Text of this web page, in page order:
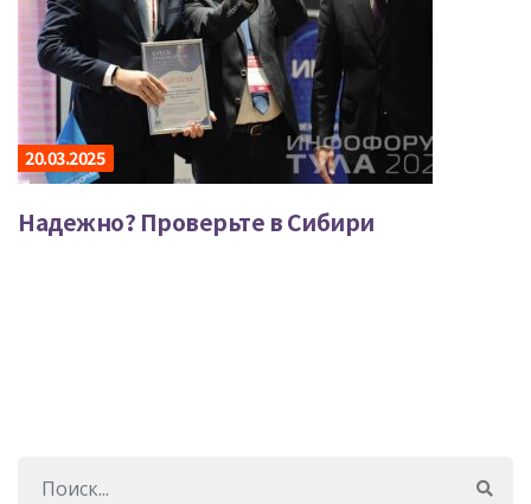
20.03.2025
Надежно? Проверьте в Сибири